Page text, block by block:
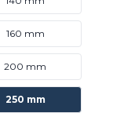
160 mm
200 mm
250 mm